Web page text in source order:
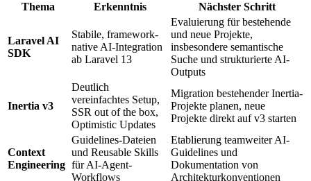
Thema Erkenntnis Nächster Schritt
Laravel AI
SDK
Stabile, framework-
native AI-Integration
ab Laravel 13
Evaluierung für bestehende
und neue Projekte,
insbesondere semantische
Suche und strukturierte AI-
Outputs
Inertia v3
Deutlich
vereinfachtes Setup,
SSR out of the box,
Optimistic Updates
Migration bestehender Inertia-
Projekte planen, neue
Projekte direkt auf v3 starten
Context
Engineering
Guidelines-Dateien
und Reusable Skills
für AI-Agent-
Workflows
Etablierung teamweiter AI-
Guidelines und
Dokumentation von
Architekturkonventionen